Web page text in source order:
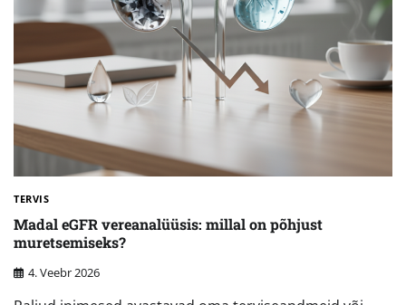
TERVIS
Madal eGFR vereanalüüsis: millal on põhjust
muretsemiseks?
4. Veebr 2026